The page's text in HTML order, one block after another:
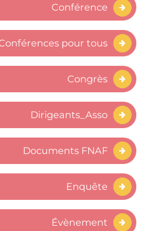
Conférence
pour tous
Congrès
Dirigeants_Asso
Documents FNAF
Enquête
Évènement